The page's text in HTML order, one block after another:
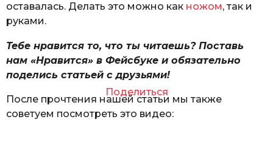
оставалась. Делать это можно как ножом, так и
руками.
Тебе нравится то, что ты читаешь? Поставь
нам «Нравится» в Фейсбуке и обязательно
поделись статьей с друзьями!
Поделиться
После прочтения нашей статьи мы также
советуем посмотреть это видео: